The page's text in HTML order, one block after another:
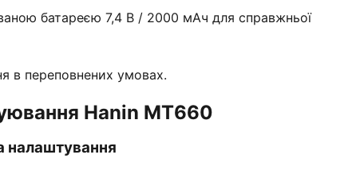
батареєю 7,4 В / 2000 мАч для справжньої
в переповнених умовах.
Hanin MT660
налаштування